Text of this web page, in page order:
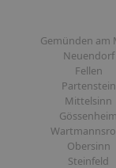
Gemünden am
Neuendorf
Fellen
Partenstein
Mittelsinn
Gössenheim
Obersinn
Steinfeld